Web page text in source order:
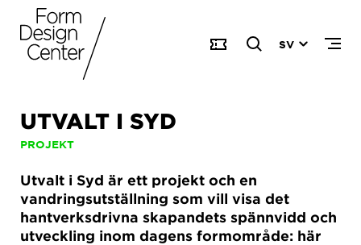
SV
UTVALT I SYD
PROJEKT
Utvalt i Syd är ett projekt och en
vandringsutställning som vill visa det
hantverksdrivna skapandets spännvidd och
utveckling inom dagens formområde: här